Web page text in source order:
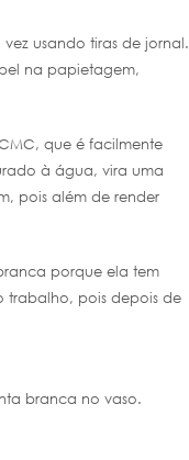
usando tiras de jornal.
na papietagem,
que é facilmente
à água, vira uma
pois além de render
porque ela tem
trabalho, pois depois de
branca no vaso.